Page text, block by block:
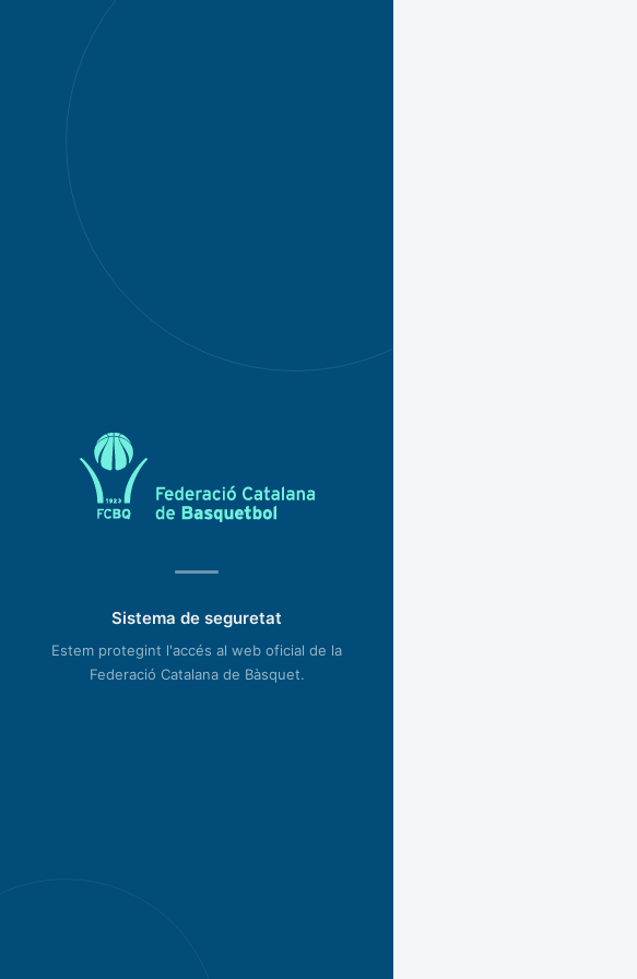
Sistema de seguretat
Estem protegint l'accés al web oficial de la
Federació Catalana de Bàsquet.